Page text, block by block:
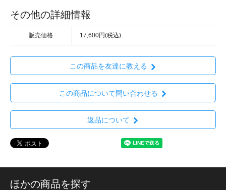
その他の詳細情報
販売価格 17,600円(税込)
この商品を友達に教える
この商品について問い合わせる
返品について
ほかの商品を探す